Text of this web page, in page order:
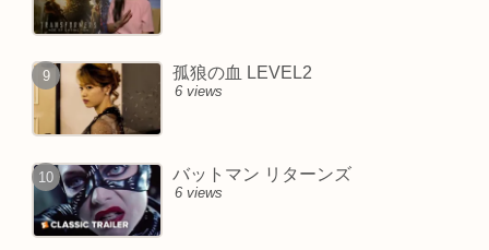
孤狼の血 LEVEL2
6 views
バットマン リターンズ
6 views